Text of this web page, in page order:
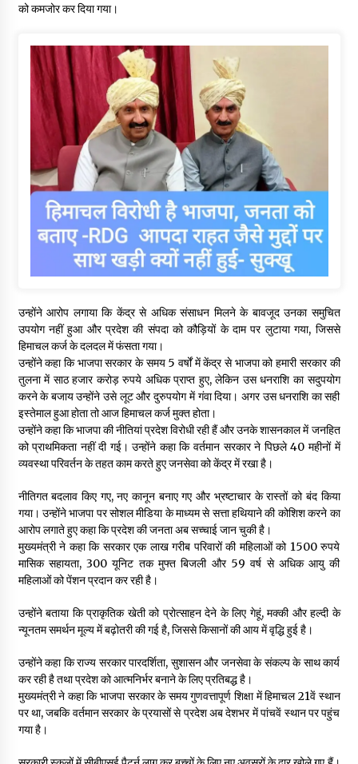
को कमजोर कर दिया गया।
उन्होंने आरोप लगाया कि केंद्र से अधिक संसाधन मिलने के बावजूद उनका समुचित
उपयोग नहीं हुआ और प्रदेश की संपदा को कौड़ियों के दाम पर लुटाया गया, जिससे
हिमाचल कर्ज के दलदल में फंसता गया।
उन्होंने कहा कि भाजपा सरकार के समय 5 वर्षों में केंद्र से भाजपा को हमारी सरकार की
तुलना में साठ हजार करोड़ रुपये अधिक प्राप्त हुए, लेकिन उस धनराशि का सदुपयोग
करने के बजाय उन्होंने उसे लूट और दुरुपयोग में गंवा दिया। अगर उस धनराशि का सही
इस्तेमाल हुआ होता तो आज हिमाचल कर्ज मुक्त होता।
उन्होंने कहा कि भाजपा की नीतियां प्रदेश विरोधी रही हैं और उनके शासनकाल में जनहित
को प्राथमिकता नहीं दी गई। उन्होंने कहा कि वर्तमान सरकार ने पिछले 40 महीनों में
व्यवस्था परिवर्तन के तहत काम करते हुए जनसेवा को केंद्र में रखा है।
नीतिगत बदलाव किए गए, नए कानून बनाए गए और भ्रष्टाचार के रास्तों को बंद किया
गया। उन्होंने भाजपा पर सोशल मीडिया के माध्यम से सत्ता हथियाने की कोशिश करने का
आरोप लगाते हुए कहा कि प्रदेश की जनता अब सच्चाई जान चुकी है।
मुख्यमंत्री ने कहा कि सरकार एक लाख गरीब परिवारों की महिलाओं को 1500 रुपये
मासिक सहायता, 300 यूनिट तक मुफ्त बिजली और 59 वर्ष से अधिक आयु की
महिलाओं को पेंशन प्रदान कर रही है।
उन्होंने बताया कि प्राकृतिक खेती को प्रोत्साहन देने के लिए गेहूं, मक्की और हल्दी के
न्यूनतम समर्थन मूल्य में बढ़ोतरी की गई है, जिससे किसानों की आय में वृद्धि हुई है।
उन्होंने कहा कि राज्य सरकार पारदर्शिता, सुशासन और जनसेवा के संकल्प के साथ कार्य
कर रही है तथा प्रदेश को आत्मनिर्भर बनाने के लिए प्रतिबद्ध है।
मुख्यमंत्री ने कहा कि भाजपा सरकार के समय गुणवत्तापूर्ण शिक्षा में हिमाचल 21वें स्थान
पर था, जबकि वर्तमान सरकार के प्रयासों से प्रदेश अब देशभर में पांचवें स्थान पर पहुंच
गया है।